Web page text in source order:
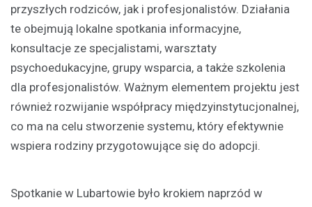
przyszłych rodziców, jak i profesjonalistów. Działania
te obejmują lokalne spotkania informacyjne,
konsultacje ze specjalistami, warsztaty
psychoedukacyjne, grupy wsparcia, a także szkolenia
dla profesjonalistów. Ważnym elementem projektu jest
również rozwijanie współpracy międzyinstytucjonalnej,
co ma na celu stworzenie systemu, który efektywnie
wspiera rodziny przygotowujące się do adopcji.
Spotkanie w Lubartowie było krokiem naprzód w